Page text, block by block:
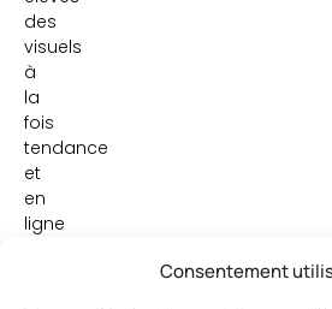
Consentement
des
visuels
à
la
fois
tendance
et
en
ligne